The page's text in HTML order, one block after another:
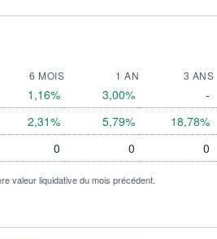
6 MOIS 1 AN 3 ANS
1,16% 3,00% -
2,31% 5,79% 18,78%
0 0 0
valeur liquidative du mois précédent.